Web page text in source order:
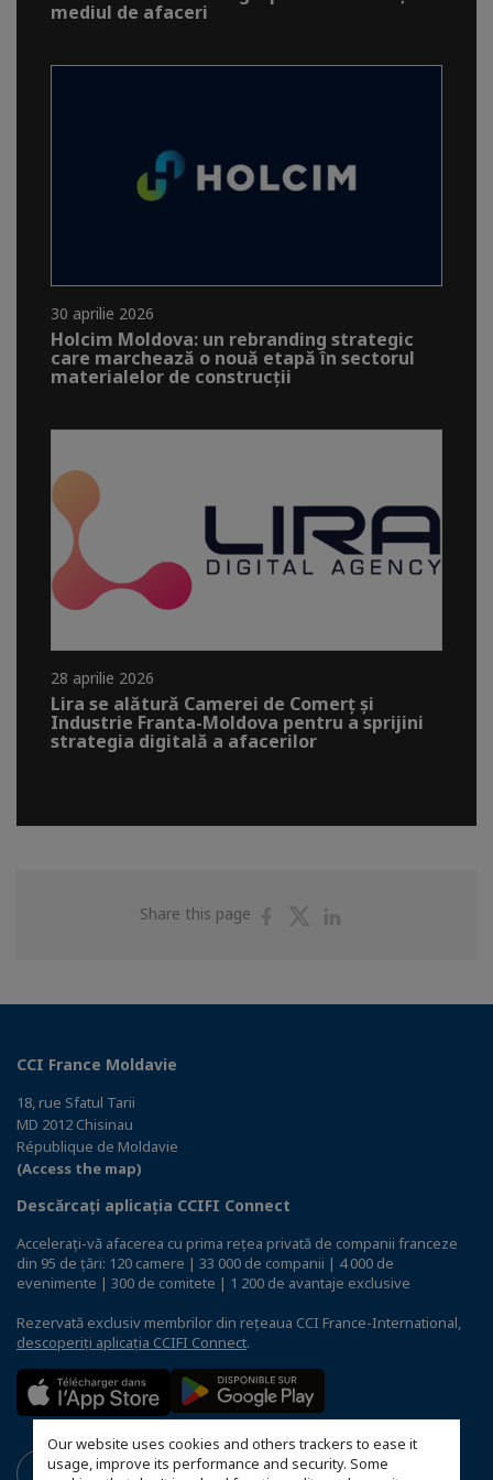
Our website uses cookies and others trackers to ease it
usage, improve its performance and security. Some
mediul de afaceri
30 aprilie 2026
Holcim Moldova: un rebranding strategic
care marchează o nouă etapă în sectorul
materialelor de construcții
28 aprilie 2026
Lira se alătură Camerei de Comerț și
Industrie Franta-Moldova pentru a sprijini
strategia digitală a afacerilor
Share this page
ShareShare
CCI France Moldavie
18, rue Sfatul Tarii
MD 2012 Chisinau
République de Moldavie
(Access the map)
Descărcați aplicația CCIFI Connect
Accelerați-vă afacerea cu prima rețea privată de companii franceze
din 95 de țări: 120 camere | 33 000 de companii | 4 000 de
evenimente | 300 de comitete | 1 200 de avantaje exclusive
Rezervată exclusiv membrilor din rețeaua CCI France-International,
descoperiți aplicația CCIFI Connect.